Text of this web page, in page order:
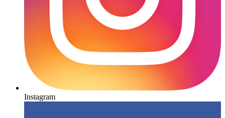
Instagram